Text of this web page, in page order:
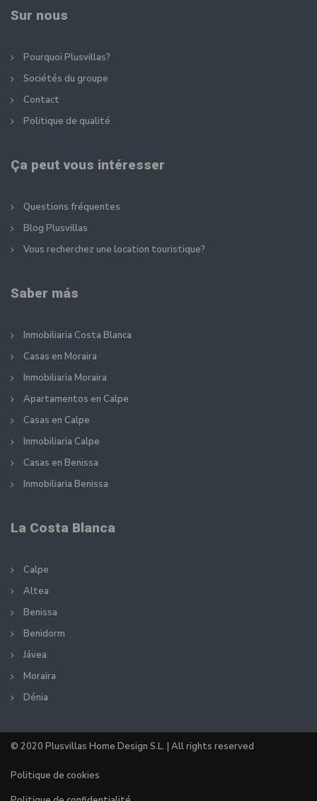
Sur nous
Pourquoi Plusvillas?
Sociétés du groupe
Contact
Politique de qualité
Ça peut vous intéresser
Questions fréquentes
Blog Plusvillas
Vous recherchez une location touristique?
Saber más
Inmobiliaria Costa Blanca
Casas en Moraira
Inmobiliaria Moraira
Apartamentos en Calpe
Casas en Calpe
Inmobiliaria Calpe
Casas en Benissa
Inmobiliaria Benissa
La Costa Blanca
Calpe
Altea
Benissa
Benidorm
Jávea
Moraira
Dénia
© 2020 Plusvillas Home Design S.L. | All rights reserved
Politique de cookies